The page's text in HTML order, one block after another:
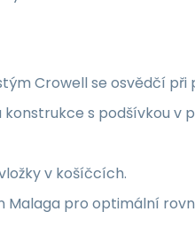
Crowell se osvědčí při
s podšívkou v
v košíčcích.
Malaga pro optimální